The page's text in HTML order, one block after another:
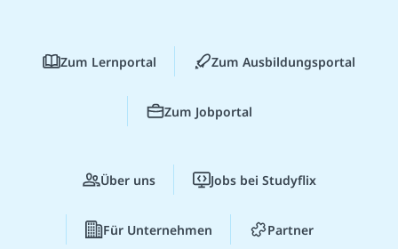
Zum Lernportal Zum Ausbildungsportal
Zum Jobportal
Über uns Jobs bei Studyflix
Für Unternehmen Partner